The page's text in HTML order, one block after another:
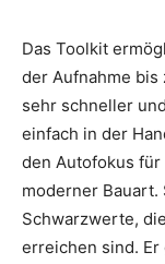
Das Toolkit
der Aufnahme
sehr schneller
einfach in der
den Autofokus
moderner
Schwarzwerte,
erreichen sind. Er